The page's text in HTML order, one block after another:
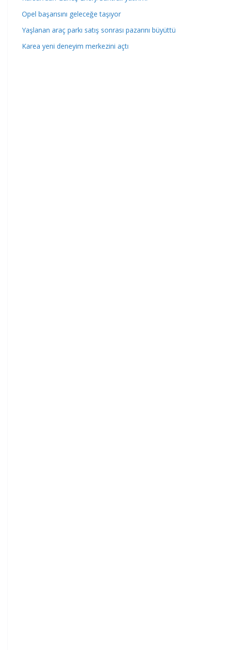
Opel başarısını geleceğe taşıyor
Yaşlanan araç parkı satış sonrası pazarını büyüttü
Karea yeni deneyim merkezini açtı